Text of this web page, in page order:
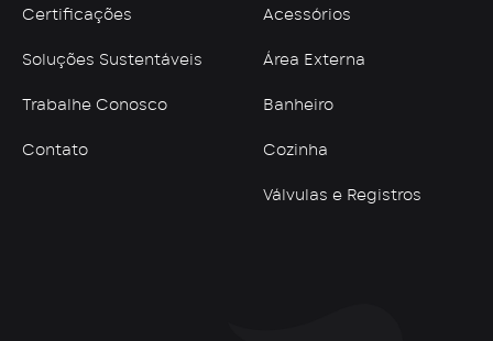
Certificações
Soluções Sustentáveis
Trabalhe Conosco
Contato
Acessórios
Área Externa
Banheiro
Cozinha
Válvulas e Registros